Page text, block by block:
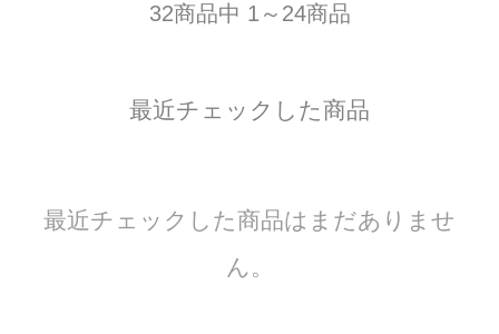
32商品中 1～24商品
最近チェックした商品
最近チェックした商品はまだありませ
ん。